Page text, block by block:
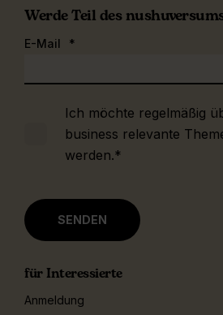
Werde Teil des
E-Mail *
Ich möchte regelmäßig
business relevante
werden.*
für Interessierte
Anmeldung